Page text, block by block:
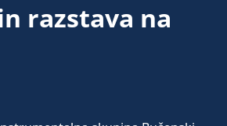
razstava na